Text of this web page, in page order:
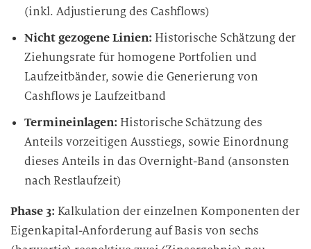
(inkl. Adjustierung des Cashflows)
Nicht gezogene Linien: Historische Schätzung der
Ziehungsrate für homogene Portfolien und
Laufzeitbänder, sowie die Generierung von
Cashflows je Laufzeitband
Termineinlagen:Historische Schätzung des
Anteils vorzeitigen Ausstiegs, sowie Einordnung
dieses Anteils in das Overnight-Band (ansonsten
nach Restlaufzeit)
Phase 3: Kalkulation der einzelnen Komponenten der
Eigenkapital-Anforderung auf Basis von sechs